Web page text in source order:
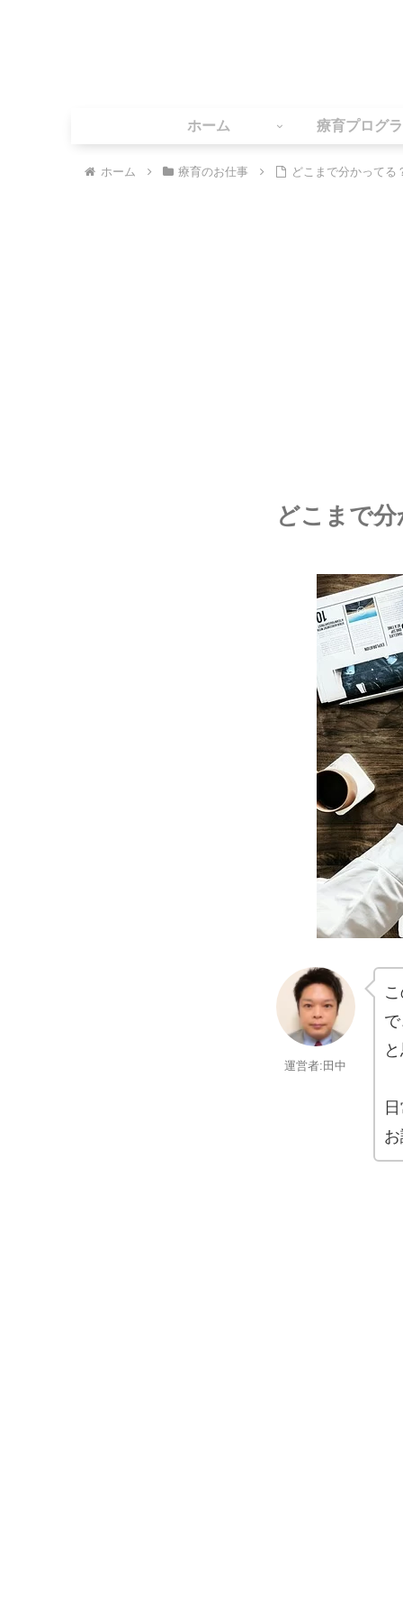
ホーム 療育プログ
ホーム 療育のお仕事 どこまで分かってる
どこまで
運営者:田中